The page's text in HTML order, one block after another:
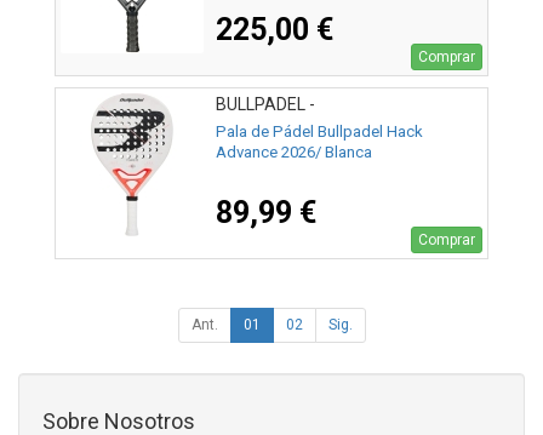
225,00 €
Comprar
BULLPADEL -
Pala de Pádel Bullpadel Hack
Advance 2026/ Blanca
89,99 €
Comprar
Ant. 01 02 Sig.
Sobre Nosotros